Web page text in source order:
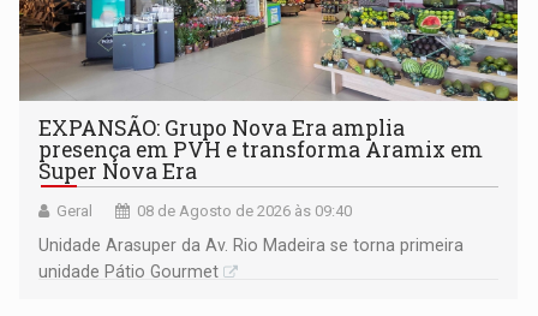
EXPANSÃO: Grupo Nova Era amplia
presença em PVH e transforma Aramix em
Super Nova Era
Geral 08 de Agosto de 2026 às 09:40
Unidade Arasuper da Av. Rio Madeira se torna primeira
unidade Pátio Gourmet